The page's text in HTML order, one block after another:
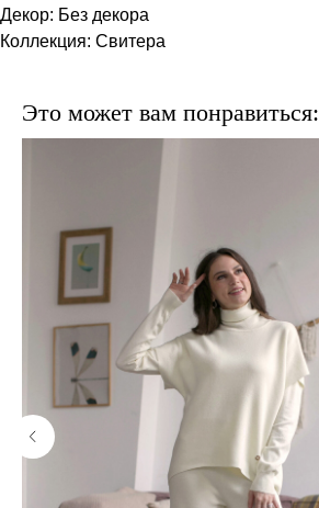
Декор: Без декора
Коллекция: Свитера
Это может вам понравиться: